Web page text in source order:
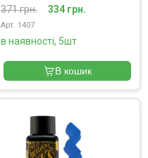
371 грн.
334 грн.
Арт. 1407
в наявності, 5шт
В кошик